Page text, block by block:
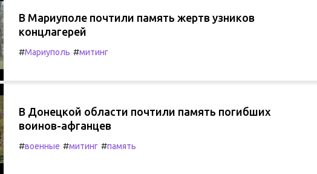
В Мариуполе почтили память жертв узников
концлагерей
#Мариуполь #митинг
В Донецкой области почтили память погибших
воинов-афганцев
#военные #митинг #память